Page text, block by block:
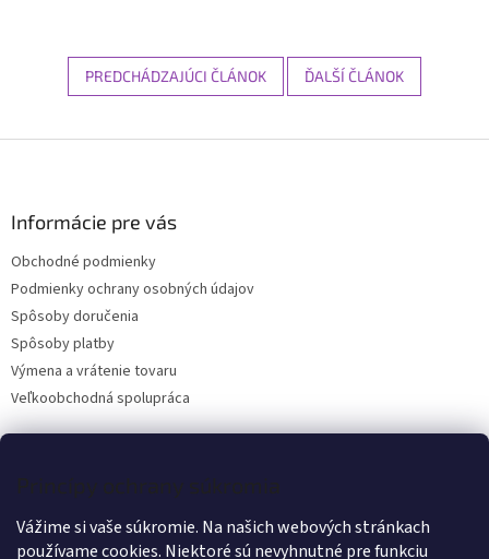
Princípy ochrany súkromia
Vážime si vaše súkromie. Na našich webových stránkach
používame cookies. Niektoré sú nevyhnutné pre funkciu
PREDCHÁDZAJÚCI ČLÁNOK ĎALŠÍ ČLÁNOK
Informácie pre vás
Obchodné podmienky
Podmienky ochrany osobných údajov
Spôsoby doručenia
Spôsoby platby
Výmena a vrátenie tovaru
Veľkoobchodná spolupráca
Kontakt
info@wanteddog.sk